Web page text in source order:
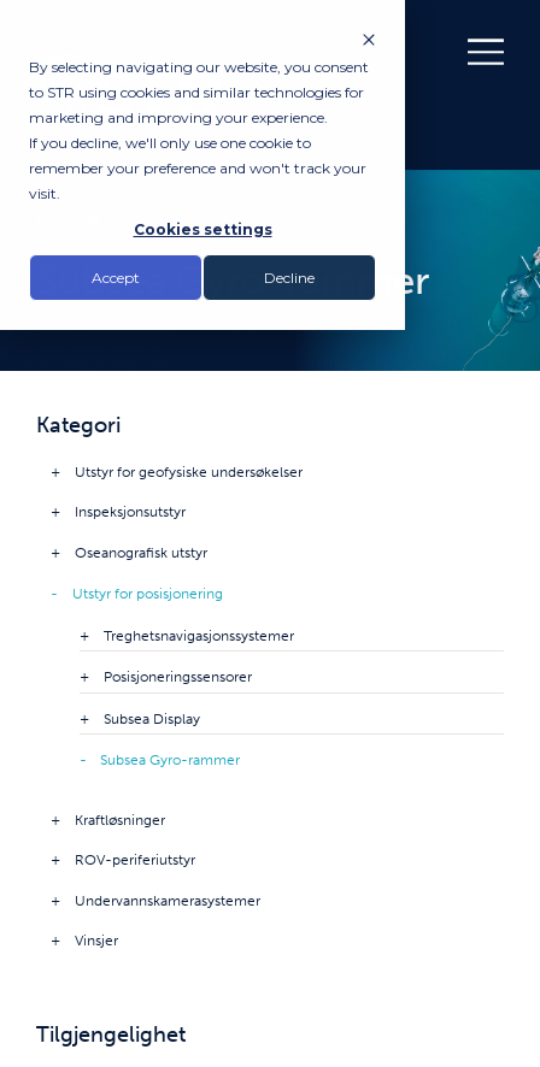
By selecting navigating our website, you consent
to STR using cookies and similar technologies for
marketing and improving your experience.
If you decline, we'll only use one cookie to
remember your preference and won't track your
visit.
Cookies settings
Accept Decline
PRODUKTER
Subsea Gyro-rammer
Kategori
Utstyr for geofysiske undersøkelser
Inspeksjonsutstyr
Oseanografisk utstyr
Utstyr for posisjonering
Treghetsnavigasjonssystemer
Posisjoneringssensorer
Subsea Display
Subsea Gyro-rammer
Kraftløsninger
ROV-periferiutstyr
Undervannskamerasystemer
Vinsjer
Tilgjengelighet